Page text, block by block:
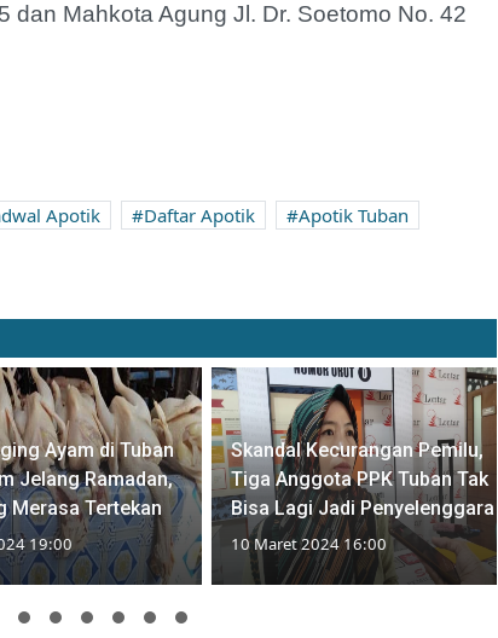
dan Mahkota Agung Jl. Dr. Soetomo No. 42
Apotik Daftar Apotik
Apotik Tuban
Ayam di Tuban
Jelang Ramadan,
Merasa Tertekan
19:00
Skandal Kecurangan Pemilu,
Tiga Anggota PPK Tuban Tak
Bisa Lagi Jadi Penyelenggara
10 Maret 2024 16:00